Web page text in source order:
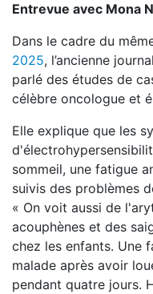
Entrevue avec Mona
Dans le cadre du
2025, l’ancienne
parlé des études de
célèbre oncologue et
Elle explique que les
sommeil, une fatigue
suivis des problèmes
« On voit aussi de
acouphènes et des
chez les enfants. Une
malade après avoir
pendant quatre jours.